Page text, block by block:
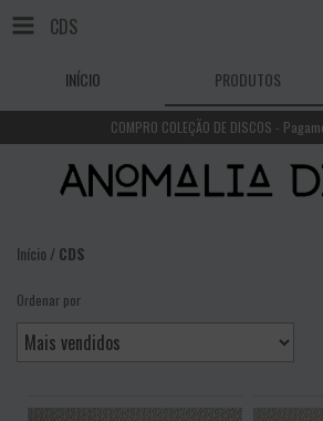
CDS
INÍCIO PRODUTOS
COMPRO COLEÇÃO DE DISCOS -
Início /CDS
Ordenar por